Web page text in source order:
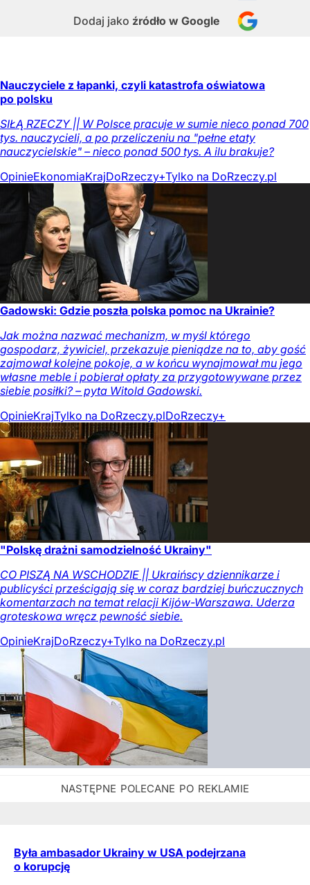
Dodaj jako źródło w Google
Nauczyciele z łapanki, czyli katastrofa oświatowa
po polsku
SIŁĄ RZECZY || W Polsce pracuje w sumie nieco ponad 700
tys. nauczycieli, a po przeliczeniu na "pełne etaty
nauczycielskie" – nieco ponad 500 tys. A ilu brakuje?
OpinieEkonomiaKrajDoRzeczy+Tylko na DoRzeczy.pl
Gadowski: Gdzie poszła polska pomoc na Ukrainie?
Jak można nazwać mechanizm, w myśl którego
gospodarz, żywiciel, przekazuje pieniądze na to, aby gość
zajmował kolejne pokoje, a w końcu wynajmował mu jego
własne meble i pobierał opłaty za przygotowywane przez
siebie posiłki? – pyta Witold Gadowski.
OpinieKrajTylko na DoRzeczy.plDoRzeczy+
"Polskę drażni samodzielność Ukrainy"
CO PISZĄ NA WSCHODZIE || Ukraińscy dziennikarze i
publicyści prześcigają się w coraz bardziej buńczucznych
komentarzach na temat relacji Kijów-Warszawa. Uderza
groteskowa wręcz pewność siebie.
OpinieKrajDoRzeczy+Tylko na DoRzeczy.pl
Była ambasador Ukrainy w USA podejrzana
o korupcję